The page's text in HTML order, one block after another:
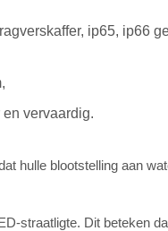
ip65, ip66
vervaardig.
hulle blootstelling aan
straatligte. Dit beteken